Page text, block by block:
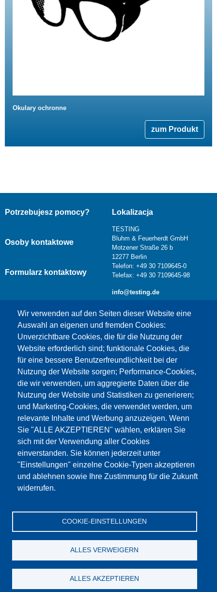
Okulary ochronne
zum Produkt
Wir verwenden auf den Seiten dieser Website eine
Auswahl an eigenen und fremden Cookies:
Unverzichtbare Cookies, die für die Nutzung der
Website erforderlich sind; funktionale Cookies, die
für eine bessere Benutzerfreundlichkeit bei der
Nutzung der Website sorgen; Performance-Cookies,
die wir verwenden, um aggregierte Daten über die
Nutzung der Website und Statistiken zu generieren;
und Marketing-Cookies, die verwendet werden, um
relevante Inhalte und Werbung anzuzeigen. Wenn
Sie "ALLE AKZEPTIEREN" wählen, erklären Sie
sich mit der Verwendung aller Cookies
einverstanden. Sie können jederzeit unter
"Einstellungen" einzelne Cookie-Typen akzeptieren
und ablehnen sowie Ihre Zustimmung für die Zukunft
widerrufen.
COOKIE-EINSTELLUNGEN
ALLES VERWEIGERN
ALLES AKZEPTIEREN
Potrzebujesz pomocy?
Osoby kontaktowe
Formularz kontaktowy
Lokalizacja
TESTING
Bluhm & Feuerherdt GmbH
Motzener Straße 26 b
12277 Berlin
Telefon: +49 30 7109645-0
Telefax: +49 30 7109645-98
info@testing.de
Dieser Inhalt ist blockiert, da die Google Maps
Cookies nicht akzeptiert wurden.
NUR DIE GOOGLE MAPS COOKIES
AKZEPTIEREN.
Alle Cookies akzeptieren
© Testing Bluhm & Feuerherdt GmbH 07.08.2026
YouTube-Twitter-LinkedIn